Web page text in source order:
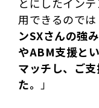
用できるのでは
ンSXさんの強
やABM支援と
マッチし、ご
た。
」